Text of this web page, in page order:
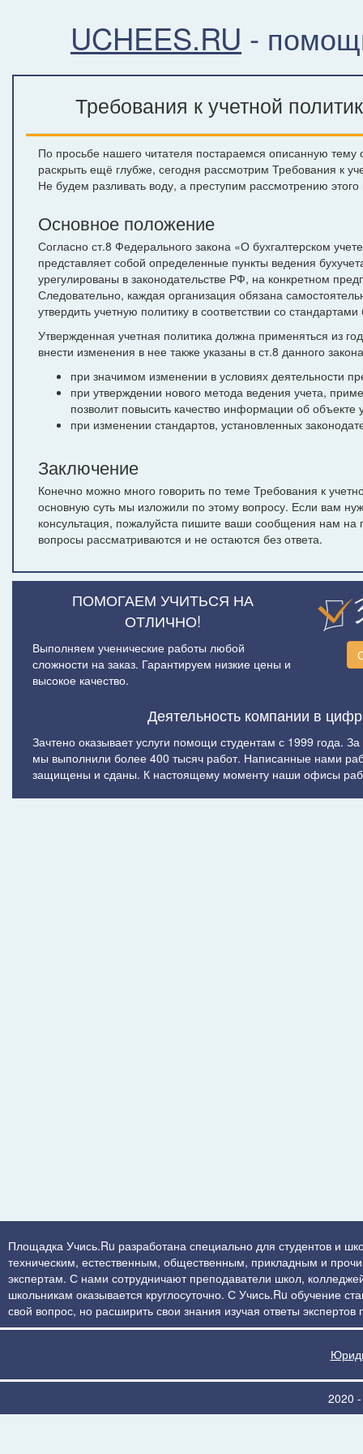
UCHEES.RU -
Требования к учетной
По просьбе нашего читателя постараемся описанную тему
раскрыть ещё глубже, сегодня рассмотрим Требования к
Не будем разливать воду, а преступим рассмотрению этого
Основное положение
Согласно ст.8 Федерального закона «О бухгалтерском
представляет собой определенные пункты ведения
урегулированы в законодательстве РФ, на конкретном
Следовательно, каждая организация обязана
утвердить учетную политику в соответствии со стандартами
Утвержденная учетная политика должна применяться из
внести изменения в нее также указаны в ст.8 данного
при значимом изменении в условиях деятельности
при утверждении нового метода ведения учета,
позволит повысить качество информации об объекте
при изменении стандартов, установленных
Заключение
Конечно можно много говорить по теме Требования к
основную суть мы изложили по этому вопросу. Если вам
консультация, пожалуйста пишите ваши сообщения нам на
вопросы рассматриваются и не остаются без ответа.
ПОМОГАЕМ УЧИТЬСЯ НА
ОТЛИЧНО!
Выполняем ученические работы любой
сложности на заказ. Гарантируем низкие цены и
высокое качество.
Деятельность компании в
Зачтено оказывает услуги помощи студентам с 1999 года.
мы выполнили более 400 тысяч работ. Написанные нами
защищены и сданы. К настоящему моменту наши офисы
Площадка Учись.Ru разработана специально для студентов и
техническим, естественным, общественным, прикладным и
экспертам. С нами сотрудничают преподаватели школ,
школьникам оказывается круглосуточно. С Учись.Ru обучение
свой вопрос, но расширить свои знания изучая ответы
2020